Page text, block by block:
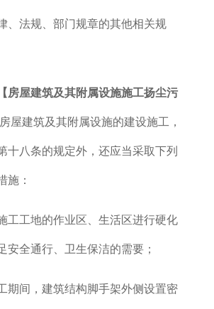
、法规、部门规章的其他相关规
房屋建筑及其附属设施施工扬尘污
房屋建筑及其附属设施的建设施工，
十八条的规定外，还应当采取下列
施：
工工地的作业区、生活区进行硬化
安全通行、卫生保洁的需要；
期间，建筑结构脚手架外侧设置密